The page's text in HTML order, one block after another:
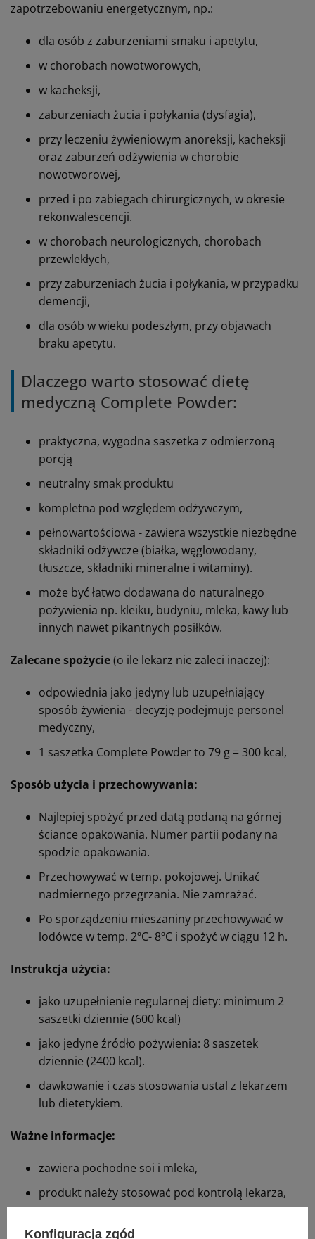
zapotrzebowaniu energetycznym, np.:
dla osób z zaburzeniami smaku i apetytu,
w chorobach nowotworowych,
w kacheksji,
zaburzeniach żucia i połykania (dysfagia),
przy leczeniu żywieniowym anoreksji, kacheksji
oraz zaburzeń odżywienia w chorobie
nowotworowej,
przed i po zabiegach chirurgicznych, w okresie
rekonwalescencji.
w chorobach neurologicznych, chorobach
przewlekłych,
przy zaburzeniach żucia i połykania, w przypadku
demencji,
dla osób w wieku podeszłym, przy objawach
braku apetytu.
Dlaczego warto stosować dietę
medyczną Complete Powder:
praktyczna, wygodna saszetka z odmierzoną
porcją
neutralny smak produktu
kompletna pod względem odżywczym,
pełnowartościowa - zawiera wszystkie niezbędne
składniki odżywcze (białka, węglowodany,
tłuszcze, składniki mineralne i witaminy).
może być łatwo dodawana do naturalnego
pożywienia np. kleiku, budyniu, mleka, kawy lub
innych nawet pikantnych posiłków.
Zalecane spożycie(o ile lekarz nie zaleci inaczej):
odpowiednia jako jedyny lub uzupełniający
sposób żywienia - decyzję podejmuje personel
medyczny,
1 saszetka Complete Powder to 79 g = 300 kcal,
Sposób użycia i przechowywania:
Najlepiej spożyć przed datą podaną na górnej
ściance opakowania. Numer partii podany na
spodzie opakowania.
Przechowywać w temp. pokojowej. Unikać
nadmiernego przegrzania. Nie zamrażać.
Po sporządzeniu mieszaniny przechowywać w
lodówce w temp. 2ºC- 8ºC i spożyć w ciągu 12 h.
Instrukcja użycia:
jako uzupełnienie regularnej diety: minimum 2
saszetki dziennie (600 kcal)
jako jedyne źródło pożywienia: 8 saszetek
dziennie (2400 kcal).
dawkowanie i czas stosowania ustal z lekarzem
lub dietetykiem.
Ważne informacje:
zawiera pochodne soi i mleka,
produkt należy stosować pod kontrolą lekarza,
lub jako jedyne źródło pożywienia.
Konfiguracja zgód